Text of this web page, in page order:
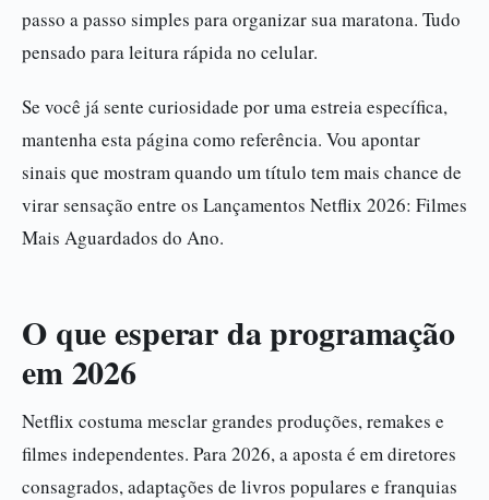
passo a passo simples para organizar sua maratona. Tudo
pensado para leitura rápida no celular.
Se você já sente curiosidade por uma estreia específica,
mantenha esta página como referência. Vou apontar
sinais que mostram quando um título tem mais chance de
virar sensação entre os Lançamentos Netflix 2026: Filmes
Mais Aguardados do Ano.
O que esperar da programação
em 2026
Netflix costuma mesclar grandes produções, remakes e
filmes independentes. Para 2026, a aposta é em diretores
consagrados, adaptações de livros populares e franquias